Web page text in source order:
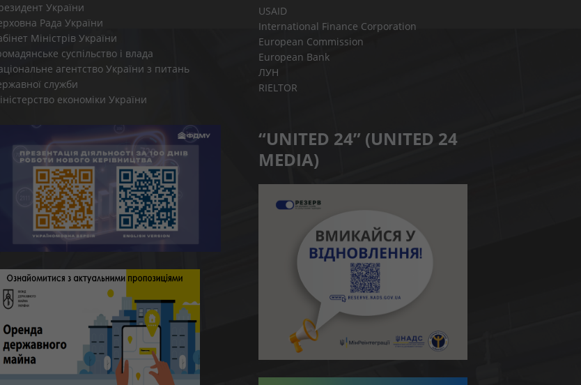
України
Рада України
Міністрів України
суспільство і влада
агентство України з питань
служби
економіки України
USAID
International Finance Corporation
European Commission
European Bank
ЛУН
RIELTOR
“UNITED 24” (UNITED 24
MEDIA)